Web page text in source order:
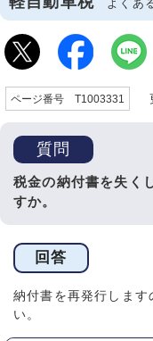
よくあ
ページ番号 T1003331
質問
税金の納付書を失く
すか。
回答
納付書を再発行します
い。